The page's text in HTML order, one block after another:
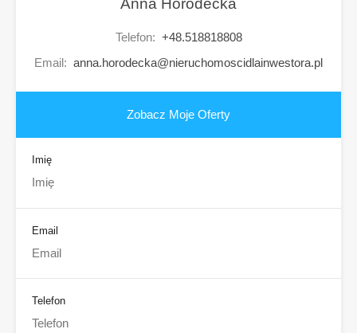
Anna Horodecka
Telefon: +48.518818808
Email: anna.horodecka@nieruchomoscidlainwestora.pl
Zobacz Moje Oferty
Imię
Email
Telefon